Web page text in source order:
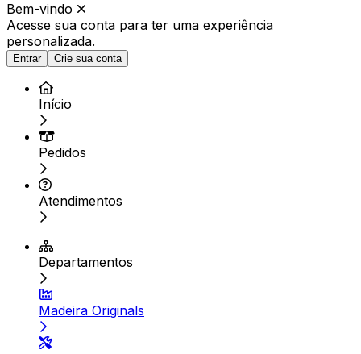
Bem-vindo
Acesse sua conta para ter uma experiência
personalizada.
Entrar Crie sua conta
Início
Pedidos
Atendimentos
Departamentos
Madeira Originals